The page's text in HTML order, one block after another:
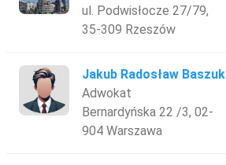
ul. Podwisłocze 27/79,
35-309 Rzeszów
Jakub Radosław Baszuk
Adwokat
Bernardyńska 22 /3, 02-
904 Warszawa